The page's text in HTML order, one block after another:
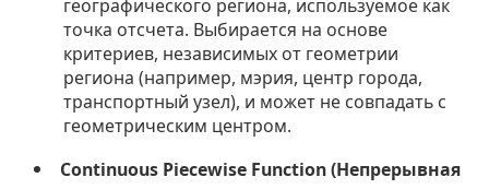
географического региона, используемое как
точка отсчета. Выбирается на основе
критериев, независимых от геометрии
региона (например, мэрия, центр города,
транспортный узел), и может не совпадать с
геометрическим центром.
Continuous Piecewise Function (Непрерывная